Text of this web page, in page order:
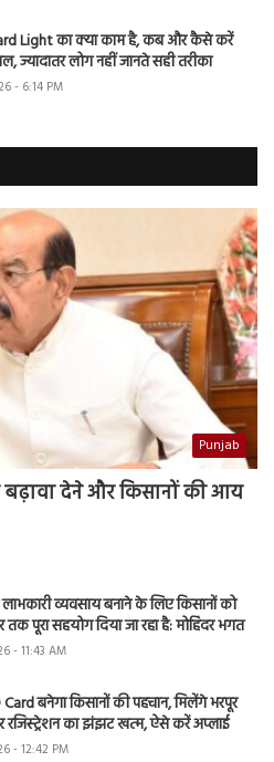
Light का क्या काम है, कब और कैसे करें
ज्यादातर लोग नहीं जानते सही तरीका
- 6:14 PM
Punjab
बढ़ावा देने और किसानों की आय
लाभकारी व्यवसाय बनाने के लिए किसानों को
तक पूरा सहयोग दिया जा रहा है: मोहिंदर भगत
- 11:43 AM
बनेगा किसानों की पहचान, मिलेंगे भरपूर
रजिस्ट्रेशन का झंझट खत्म, ऐसे करें अप्लाई
- 12:42 PM